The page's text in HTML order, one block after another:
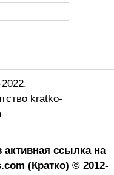
kratko-
ссылка на
(Кратко) © 2012-